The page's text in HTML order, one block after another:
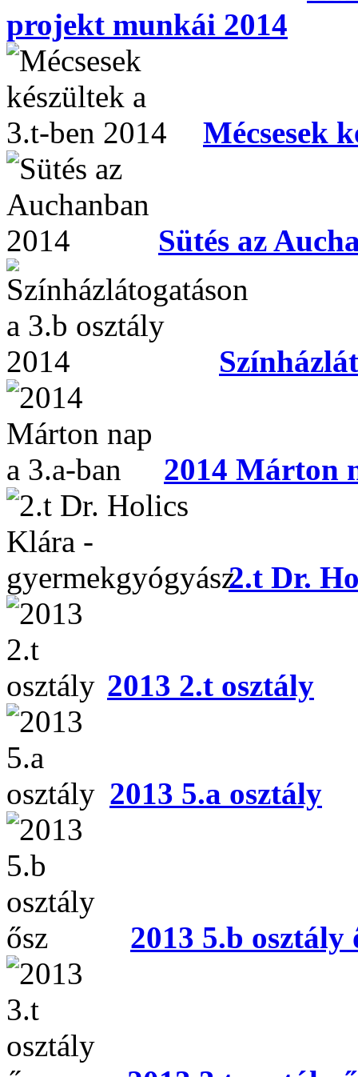
projekt munkái 2014
Mécsesek
Sütés az
2014 Márton
2.t Dr.
2013 2.t osztály
2013 5.a osztály
2013 5.b osztály